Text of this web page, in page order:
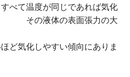
べて温度が同じであれば気化
液体の表面張力の大
て決まり、
気化しやすい傾向にありま